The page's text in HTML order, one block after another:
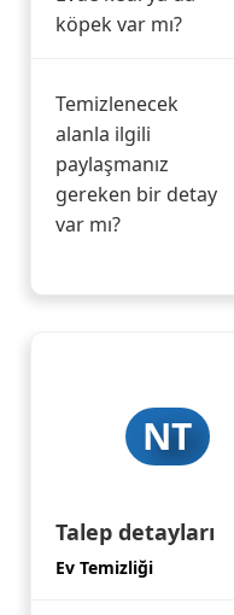
köpek var mı?
Temizlenecek
alanla ilgili
paylaşmanız
gereken bir detay
var mı?
NT
Talep detayları
Ev Temizliği